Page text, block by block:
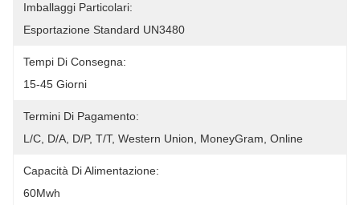
Imballaggi Particolari:
Esportazione Standard UN3480
Tempi Di Consegna:
15-45 Giorni
Termini Di Pagamento:
L/C, D/A, D/P, T/T, Western Union, MoneyGram, Online
Capacità Di Alimentazione:
60Mwh